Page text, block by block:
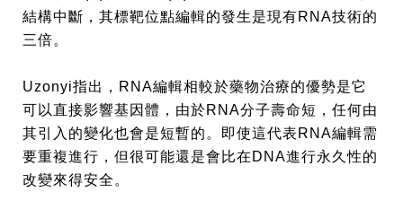
結構中斷，其標靶位點編輯的發生是現有RNA技術的
三倍。
Uzonyi指出， RNA編輯相較於藥物治療的優勢是它
可以直接影響基因體，由於RNA分子壽命短，任何由
其引入的變化也會是短暫的。即使這代表 RNA編輯需
要重複進行，但很可能還是會比在 DNA進行永久性的
改變來得安全。